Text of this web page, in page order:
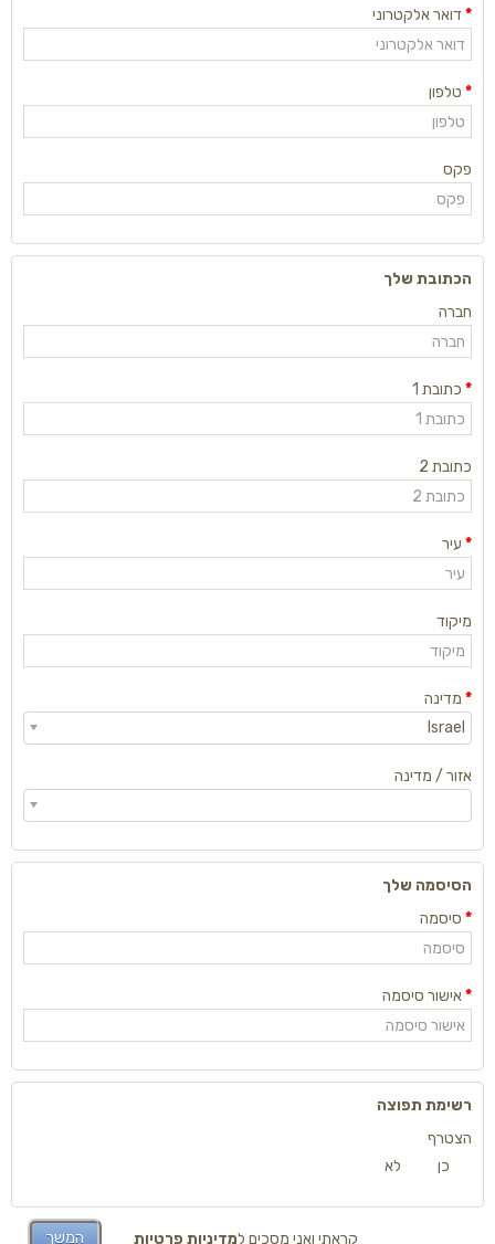
דואר אלקטרוני
טלפון
פקס
הכתובת שלך
חברה
כתובת 1
כתובת 2
עיר
מיקוד
מדינה
Israel
אזור / מדינה
הסיסמה שלך
סיסמה
אישור סיסמה
רשימת תפוצה
הצטרף
קראתי ואני מסכים למדיניות פרטיות